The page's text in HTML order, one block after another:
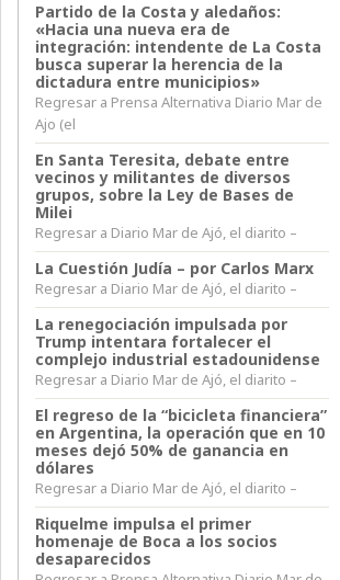
Partido de la Costa y aledaños:
«Hacia una nueva era de
integración: intendente de La Costa
busca superar la herencia de la
dictadura entre municipios»
Regresar a Prensa Alternativa Diario Mar de
Ajo (el
En Santa Teresita, debate entre
vecinos y militantes de diversos
grupos, sobre la Ley de Bases de
Milei
Regresar a Diario Mar de Ajó, el diarito –
La Cuestión Judía – por Carlos Marx
Regresar a Diario Mar de Ajó, el diarito –
La renegociación impulsada por
Trump intentara fortalecer el
complejo industrial estadounidense
Regresar a Diario Mar de Ajó, el diarito –
El regreso de la “bicicleta financiera”
en Argentina, la operación que en 10
meses dejó 50% de ganancia en
dólares
Regresar a Diario Mar de Ajó, el diarito –
Riquelme impulsa el primer
homenaje de Boca a los socios
desaparecidos